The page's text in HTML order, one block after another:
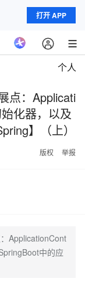
打开 APP
个人
点：Applicati
化器，以及
】（上）
版权 举报
ApplicationCont
中的应